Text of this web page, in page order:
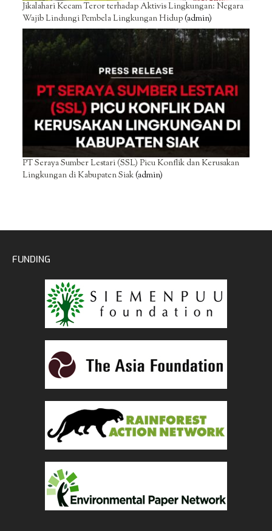
Jikalahari Kecam Teror terhadap Aktivis Lingkungan: Negara
Wajib Lindungi Pembela Lingkungan Hidup(admin)
PT Seraya Sumber Lestari (SSL) Picu Konflik dan Kerusakan
Lingkungan di Kabupaten Siak(admin)
FUNDING